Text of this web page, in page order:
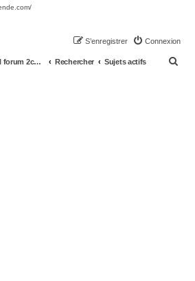
Connexion
S’enregistrer
Accueil forum 2cv-legende.com Rechercher Sujets actifs